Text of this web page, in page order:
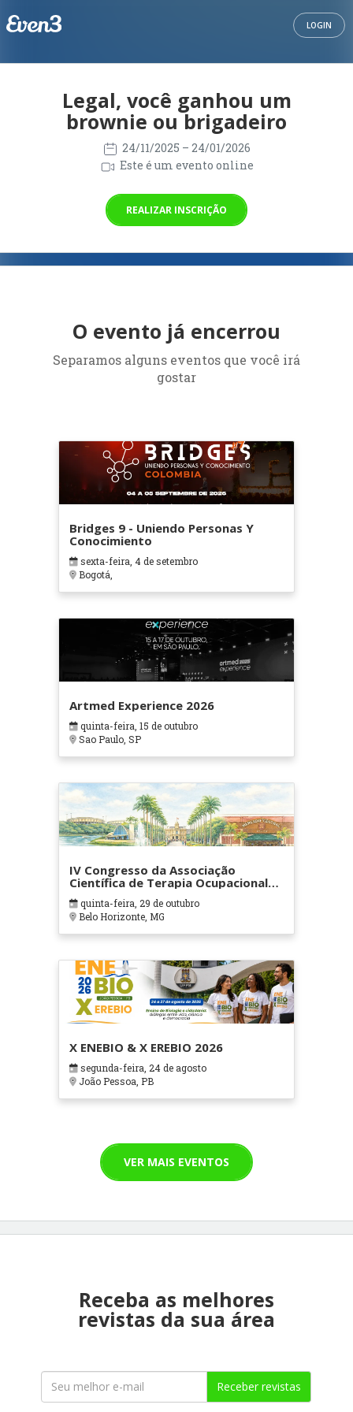
LOGIN
Legal, você ganhou um
brownie ou brigadeiro
24/11/2025 – 24/01/2026
Este é um evento online
REALIZAR INSCRIÇÃO
O evento já encerrou
Separamos alguns eventos que você irá
gostar
Bridges 9 - Uniendo Personas Y
Conocimiento
sexta-feira, 4 de setembro
Bogotá,
Artmed Experience 2026
quinta-feira, 15 de outubro
Sao Paulo, SP
IV Congresso da Associação
Científica de Terapia Ocupacional
em Contextos Hospitalares e
Cuidados Paliativos - ATOHOSP
quinta-feira, 29 de outubro
Belo Horizonte, MG
X ENEBIO & X EREBIO 2026
segunda-feira, 24 de agosto
João Pessoa, PB
VER MAIS EVENTOS
Receba as melhores
revistas da sua área
Receber revistas